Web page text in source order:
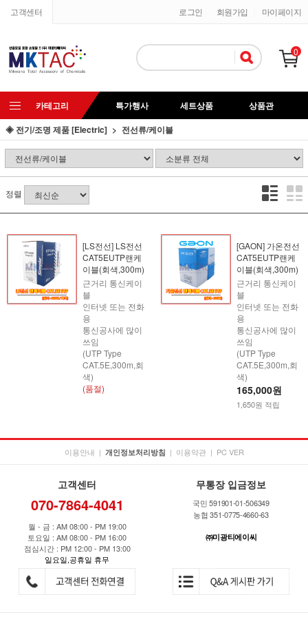
고객센터 마이페이지
회원가입
로그인
0
카테고리 특가행사 세트상품
상품관
◈ 전기/조명 제품 [Electric]
전선류/케이블
정렬
[LS전선] LS전선
CAT5EUTP랜케
이블(회색,300m)
근거리 통신케이
블
인터넷 또는 전화
용
통신공사에 많이
쓰임
(UTP Type
CAT.5E,300m,회
색)
(품절)
[GAON] 가온전선
CAT5EUTP랜케
이블(회색,300m)
근거리 통신케이
블
인터넷 또는 전화
용
통신공사에 많이
쓰임
(UTP Type
CAT.5E,300m,회
색)
165,000원
1,650원 적립
이용안내 | 개인정보처리방침 | 이용약관 | PC VER
고객센터
070-7864-4041
월 - 금 : AM 08:00 - PM 19:00
토요일 : AM 08:00 - PM 16:00
점심시간 : PM 12:00 - PM 13:00
일요일,공휴일 휴무
무통장 입금정보
국민 591901-01-506349
농협 351-0775-4660-63
㈜미광티에이씨